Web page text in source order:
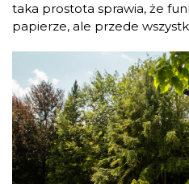
taka prostota sprawia, że
papierze, ale przede